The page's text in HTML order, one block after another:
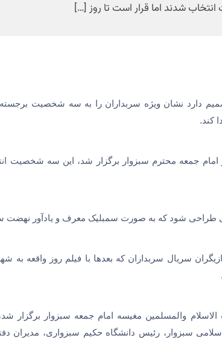
شدند اما قرار است تا روز […]
دارد نشان ویژه سربداران را به سه شخصیت
کند.
جمعه محترم سبزوار برگزار شد، این سه شخصیت
طراحی شود که به صورت سمبلیک معرف و یادآور نهضت
سریال سربداران که بعدها با فیلم روز واقعه به
والمسلمین مغیسه امام جمعه سبزوار برگزار شد،
سبزوار، رئیس دانشگاه حکیم سبزواری، مدیران